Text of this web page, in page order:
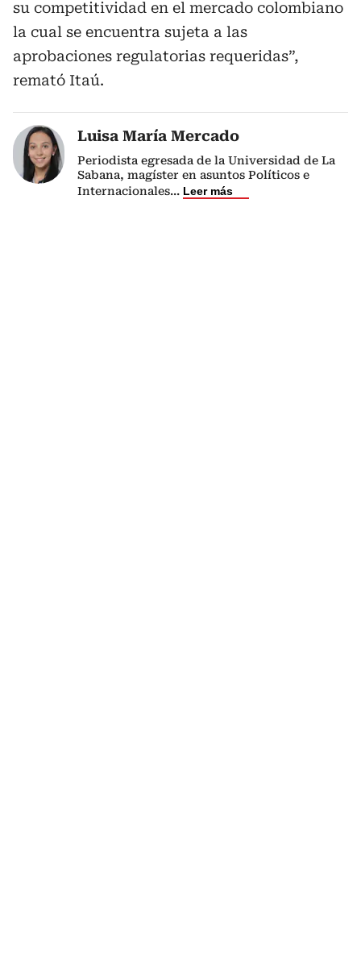
su competitividad en el mercado colombiano
la cual se encuentra sujeta a las
aprobaciones regulatorias requeridas”,
remató Itaú.
Luisa María Mercado
Periodista egresada de la Universidad de La
Sabana, magíster en asuntos Políticos e
Internacionales... Leer más